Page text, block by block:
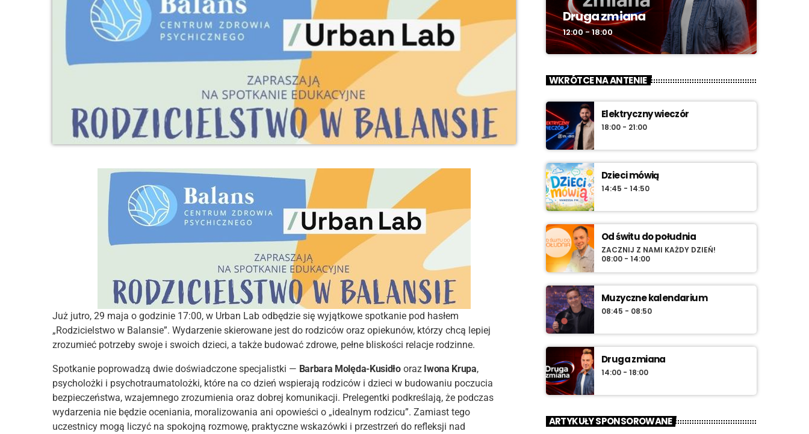
Już jutro, 29 maja o godzinie 17:00, w Urban Lab odbędzie się wyjątkowe spotkanie pod hasłem
„Rodzicielstwo w Balansie”. Wydarzenie skierowane jest do rodziców oraz opiekunów, którzy chcą lepiej
zrozumieć potrzeby swoje i swoich dzieci, a także budować zdrowe, pełne bliskości relacje rodzinne.
Spotkanie poprowadzą dwie doświadczone specjalistki — Barbara Molęda-KusidłoorazIwona Krupa,
psycholożki i psychotraumatolożki, które na co dzień wspierają rodziców i dzieci w budowaniu poczucia
bezpieczeństwa, wzajemnego zrozumienia oraz dobrej komunikacji. Prelegentki podkreślają, że podczas
wydarzenia nie będzie oceniania, moralizowania ani opowieści o „idealnym rodzicu”. Zamiast tego
uczestnicy mogą liczyć na spokojną rozmowę, praktyczne wskazówki i przestrzeń do refleksji nad
Druga zmiana
12:00 - 18:00
WKRÓTCE NA ANTENIE
Elektryczny wieczór
18:00 - 21:00
Dzieci mówią
14:45 - 14:50
Od świtu do południa
ZACZNIJ Z NAMI KAŻDY DZIEŃ!
08:00 - 14:00
Muzyczne kalendarium
08:45 - 08:50
Druga zmiana
14:00 - 18:00
ARTYKUŁY SPONSOROWANE